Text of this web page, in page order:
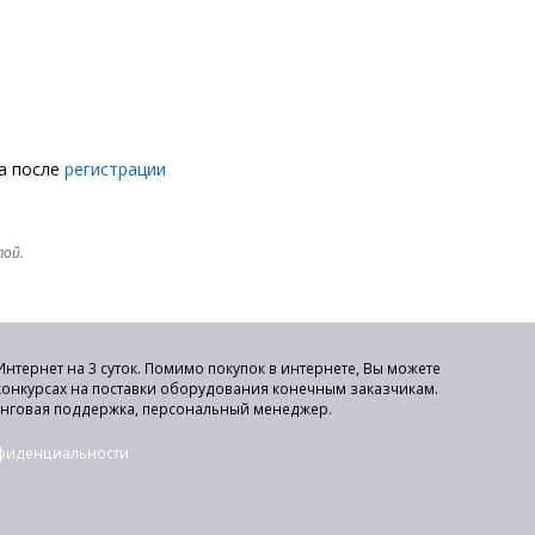
после регистрации
на 3 суток. Помимо покупок в интернете, Вы можете
на поставки оборудования конечным заказчикам.
поддержка, персональный менеджер.